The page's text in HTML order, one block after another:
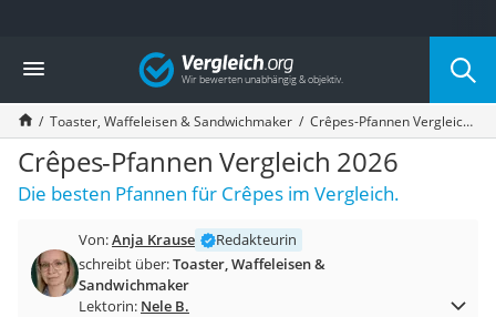
Die beliebtesten Vergleiche nach Kategorie
Haushalt
Wassersprudler
Zentralstaubsauger
Brotbackautomat
Wischroboter
Wäschespinne
Spülmaschinentabs
Akku-Staubsauger
Eierkocher
Vergleich
Toaster, Waffeleisen & Sandwichmaker Crêpes-Pfannen Vergleich 2026
Crêpes-Pfannen Vergleich 2026
Die besten Pfannen für Crêpes im Vergleich.
Von:Anja Krause
Redakteurin
schreibt über:Toaster, Waffeleisen &
Sandwichmaker
Lektorin: Nele B.